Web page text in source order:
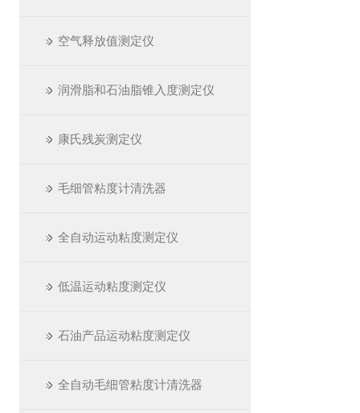
空气释放值测定仪
润滑脂和石油脂锥入度测定仪
康氏残炭测定仪
毛细管粘度计清洗器
全自动运动粘度测定仪
低温运动粘度测定仪
石油产品运动粘度测定仪
全自动毛细管粘度计清洗器